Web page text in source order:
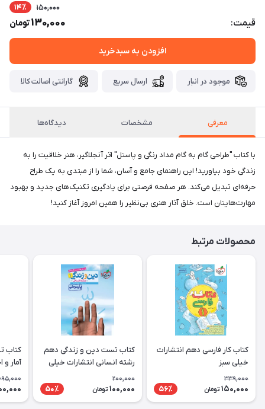
قیمت:
150,000 14٪
130,000تومان
افزودن به سبدخرید
موجود در انبار ارسال سریع گارانتی اصالت کالا
معرفی مشخصات دیدگاه‌ها
با کتاب "طراحی گام به گام مداد رنگی و پاستل" اثر آنجلاگیر، هنر خلاقیت را به
زندگی خود بیاورید! این راهنمای جامع و آسان، شما را از مبتدی به یک طراح
حرفه‌ای تبدیل می‌کند. هر صفحه فرصتی برای یادگیری تکنیک‌های جدید و بهبود
مهارت‌هایتان است. خلق آثار هنری بی‌نظیر را همین امروز آغاز کنید!
محصولات مرتبط
کتاب کار فارسی دهم انتشارات
خیلی سبز
339,000
150,000 تومان 56٪
کتاب تست دین و زندگی دهم
رشته انسانی انتشارات خیلی
200,000
100,000 تومان 50٪
کتاب
آمار و